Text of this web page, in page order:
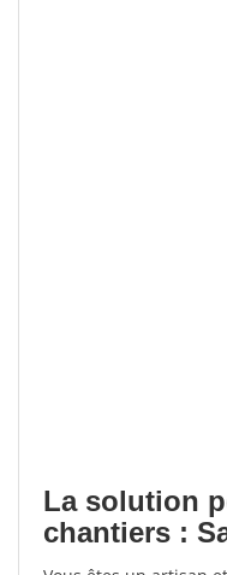
La solution
chantiers :